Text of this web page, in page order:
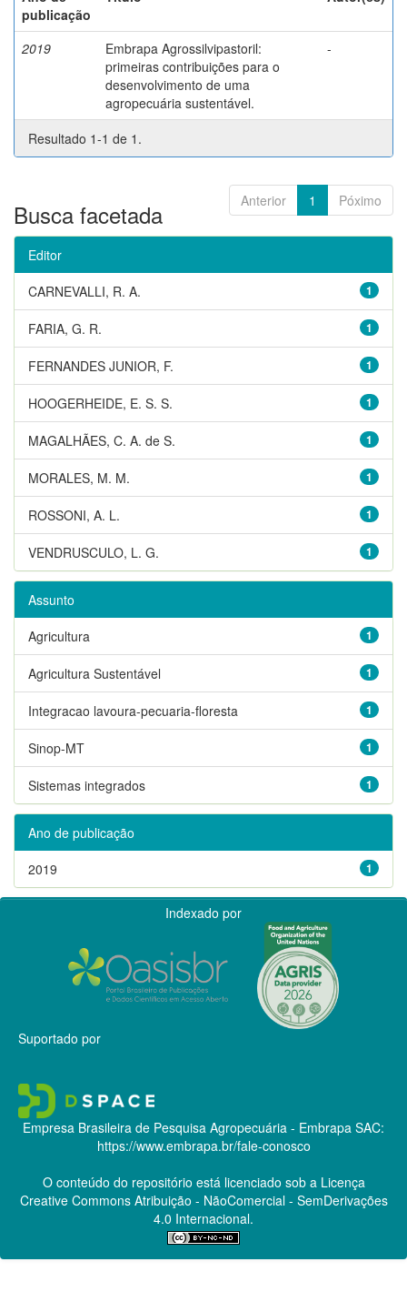
publicação
2019
Embrapa Agrossilvipastoril:
primeiras contribuições para o
desenvolvimento de uma
agropecuária sustentável.
-
Resultado 1-1 de 1.
Anterior 1 Póximo
Busca facetada
Editor
1
CARNEVALLI, R. A.
1
FARIA, G. R.
1
FERNANDES JUNIOR, F.
1
HOOGERHEIDE, E. S. S.
1
MAGALHÃES, C. A. de S.
1
MORALES, M. M.
1
ROSSONI, A. L.
1
VENDRUSCULO, L. G.
Assunto
1
Agricultura
1
Agricultura Sustentável
1
Integracao lavoura-pecuaria-floresta
1
Sinop-MT
1
Sistemas integrados
Ano de publicação
1
2019
Indexado por
Suportado por
Empresa Brasileira de Pesquisa Agropecuária - Embrapa SAC:
https://www.embrapa.br/fale-conosco
O conteúdo do repositório está licenciado sob a Licença
Creative CommonsAtribuição - NãoComercial - SemDerivações
4.0 Internacional.